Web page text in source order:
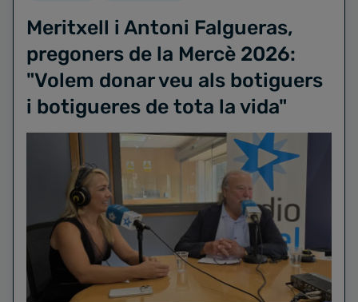
Meritxell i Antoni Falgueras,
pregoners de la Mercè 2026:
"Volem donar veu als botiguers
i botigueres de tota la vida"